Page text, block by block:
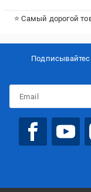
⭐ Самый дорогой